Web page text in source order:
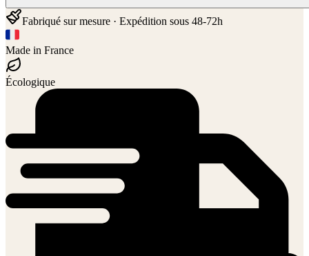
Fabriqué sur mesure · Expédition sous 48-72h
Made in France
Écologique